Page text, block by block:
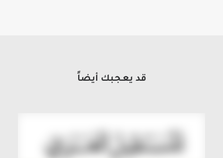
قد يعجبك أيضاً